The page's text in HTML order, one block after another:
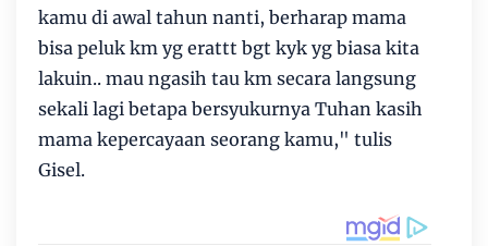
kamu di awal tahun nanti, berharap mama
bisa peluk km yg erattt bgt kyk yg biasa kita
lakuin.. mau ngasih tau km secara langsung
sekali lagi betapa bersyukurnya Tuhan kasih
mama kepercayaan seorang kamu," tulis
Gisel.